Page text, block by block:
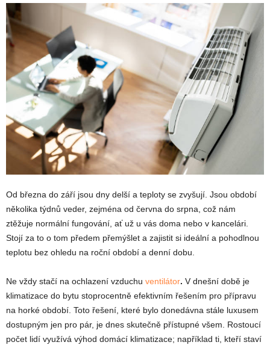
Od března do září jsou dny delší a teploty se zvyšují. Jsou období
několika týdnů veder, zejména od června do srpna, což nám
ztěžuje normální fungování, ať už u vás doma nebo v kancelári.
Stojí za to o tom předem přemýšlet a zajistit si ideální a pohodlnou
teplotu bez ohledu na roční období a denní dobu.
Ne vždy stačí na ochlazení vzduchu ventilátor. V dnešní době je
klimatizace do bytu stoprocentně efektivním řešením pro přípravu
na horké období. Toto řešení, které bylo donedávna stále luxusem
dostupným jen pro pár, je dnes skutečně přístupné všem. Rostoucí
počet lidí využívá výhod domácí klimatizace; například ti, kteří staví